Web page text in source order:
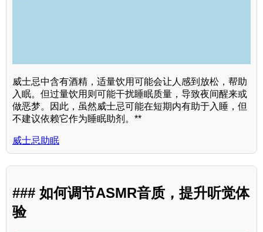
威士忌中含有酒精，适量饮用可能会让人感到放松，帮助
入眠。但过量饮用则可能干扰睡眠质量，导致夜间醒来或
做恶梦。因此，虽然威士忌可能在短期内有助于入睡，但
不建议依赖它作为睡眠助剂。**
威士忌助眠
### 如何调节ASMR音质，提升听觉体
验